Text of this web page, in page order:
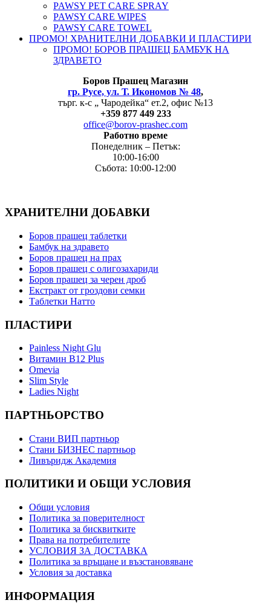
PAWSY PET CARE SPRAY
PAWSY CARE WIPES
PAWSY CARE TOWEL
ПРОМО! ХРАНИТЕЛНИ ДОБАВКИ И ПЛАСТИРИ
ПРОМО! БОРОВ ПРАШЕЦ БАМБУК НА
ЗДРАВЕТО
Боров Прашец Магазин
гр. Русе, ул. Т. Икономов № 48,
търг. к-с „ Чародейка“ ет.2, офис №13
+359 877 449 233
office@borov-prashec.com
Работно време
Понеделник – Петък:
10:00-16:00
Събота: 10:00-12:00
ХРАНИТЕЛНИ ДОБАВКИ
Боров прашец таблетки
Бамбук на здравето
Боров прашец на прах
Боров прашец с олигозахариди
Боров прашец за черен дроб
Екстракт от гроздови семки
Таблетки Натто
ПЛАСТИРИ
Painless Night Glu
Витамин B12 Plus
Оmevia
Slim Style
Ladies Night
ПАРТНЬОРСТВО
Стани ВИП партньор
Стани БИЗНЕС партньор
Ливъридж Академия
ПОЛИТИКИ И ОБЩИ УСЛОВИЯ
Общи условия
Политика за поверителност
Политика за бисквитките
Права на потребителите
УСЛОВИЯ ЗА ДОСТАВКА
Политика за връщане и възстановяване
Условия за доставка
ИНФОРМАЦИЯ